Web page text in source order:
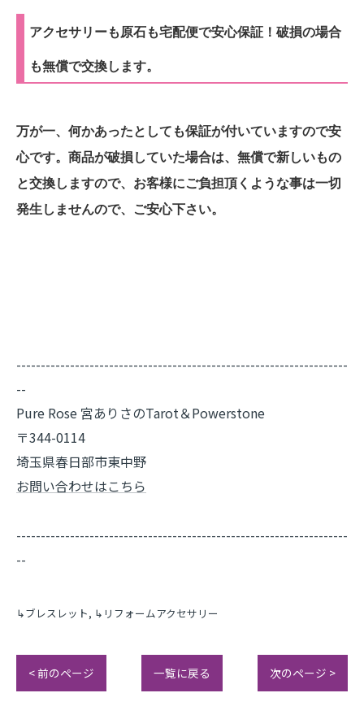
アクセサリーも原石も宅配便で安心保証！破損の場合
も無償で交換します。
万が一、何かあったとしても保証が付いていますので安
心です。商品が破損していた場合は、無償で新しいもの
と交換しますので、お客様にご負担頂くような事は一切
発生しませんので、ご安心下さい。
--------------------------------------------------------------------
--
Pure Rose 宮ありさのTarot＆Powerstone
〒344-0114
埼玉県春日部市東中野
お問い合わせはこちら
--------------------------------------------------------------------
--
↳ブレスレット ↳リフォームアクセサリー
< 前のページ 一覧に戻る 次のページ >